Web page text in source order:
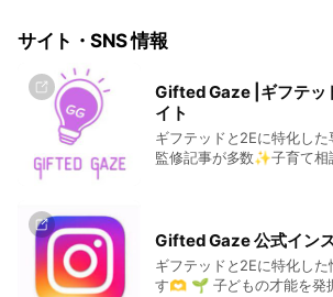
サイト・SNS 情報
Gifted Gaze |ギフテッ
イト
ギフテッドと2Eに特化し
監修記事が多数✨子育て相
Gifted Gaze 公式イン
ギフテッドと2Eに特化し
す🫶 🌱 子どもの才能を発